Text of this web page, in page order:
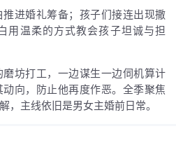
进婚礼筹备；孩子们接连出现撒
用温柔的方式教会孩子坦诚与担
坊打工，一边谋生一边伺机算计
向，防止他再度作恶。全季聚焦
，主线依旧是男女主婚前日常。